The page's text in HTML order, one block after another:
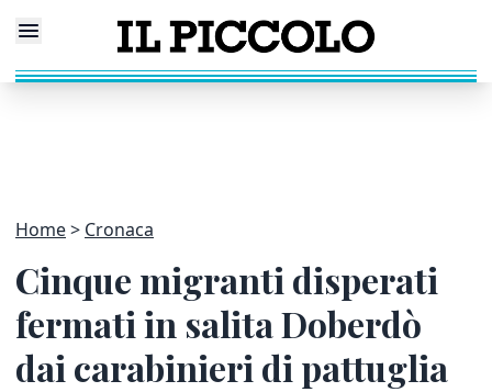
Home Cronaca
Cinque migranti disperati
fermati in salita Doberdò
dai carabinieri di pattuglia